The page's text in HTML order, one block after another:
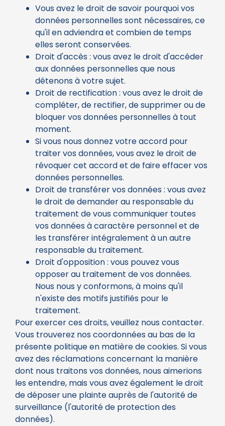
Vous avez le droit de savoir pourquoi vos
données personnelles sont nécessaires, ce
qu'il en adviendra et combien de temps
elles seront conservées.
Droit d'accès : vous avez le droit d'accéder
aux données personnelles que nous
détenons à votre sujet.
Droit de rectification : vous avez le droit de
compléter, de rectifier, de supprimer ou de
bloquer vos données personnelles à tout
moment.
Si vous nous donnez votre accord pour
traiter vos données, vous avez le droit de
révoquer cet accord et de faire effacer vos
données personnelles.
Droit de transférer vos données : vous avez
le droit de demander au responsable du
traitement de vous communiquer toutes
vos données à caractère personnel et de
les transférer intégralement à un autre
responsable du traitement.
Droit d'opposition : vous pouvez vous
opposer au traitement de vos données.
Nous nous y conformons, à moins qu'il
n'existe des motifs justifiés pour le
traitement.
Pour exercer ces droits, veuillez nous contacter.
Vous trouverez nos coordonnées au bas de la
présente politique en matière de cookies. Si vous
avez des réclamations concernant la manière
dont nous traitons vos données, nous aimerions
les entendre, mais vous avez également le droit
de déposer une plainte auprès de l'autorité de
surveillance (l'autorité de protection des
données).